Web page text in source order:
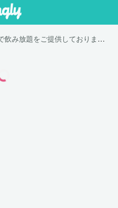
「4500円で飲み放題をご提供しております。」は英語で "We offer all you can drink for 4,500 yen."